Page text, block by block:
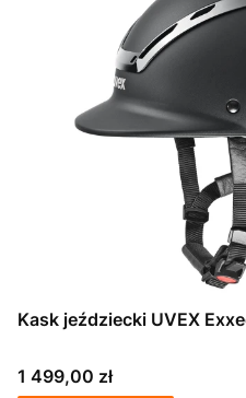
Kask jeździecki UVEX
Cena
1 499,00 zł